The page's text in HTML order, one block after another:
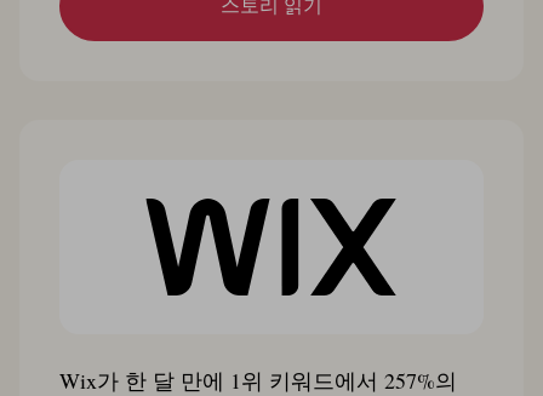
스토리 읽기
Wix가 한 달 만에 1위 키워드에서 257%의